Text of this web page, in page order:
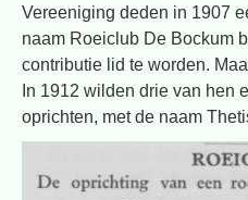
Vereeniging deden in 1907
naam Roeiclub De Bockum
contributie lid te worden.
In 1912 wilden drie van hen
oprichten, met de naam